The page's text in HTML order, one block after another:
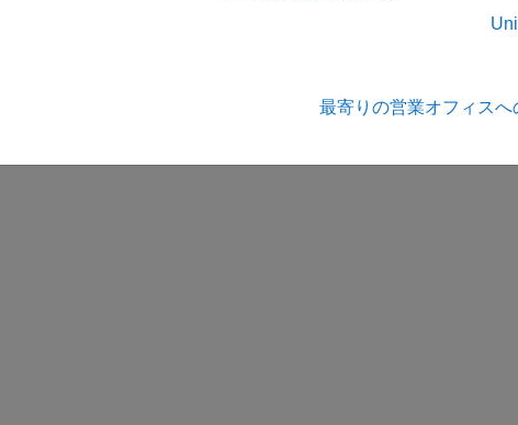
最寄りの営業オフィス